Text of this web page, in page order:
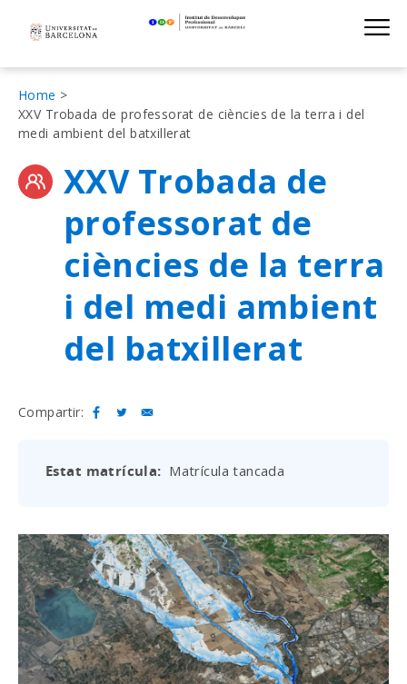
navigation
Institut de
Fil
d'Ariadna
Home
XXV Trobada de professorat de ciències de la terra i del
medi ambient del batxillerat
XXV Trobada de
professorat de
ciències de la terra
i del medi ambient
del batxillerat
Compartir:
Estat matrícula Matrícula tancada